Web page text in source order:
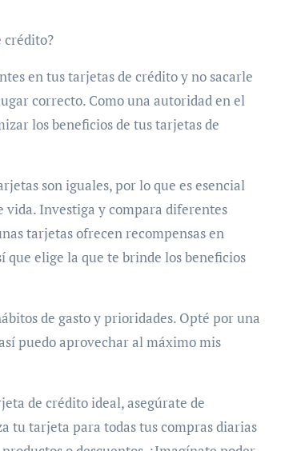
crédito?
en tus tarjetas de crédito y no sacarle
correcto. Como una autoridad en el
los beneficios de tus tarjetas de
son iguales, por lo que es esencial
vida. Investiga y compara diferentes
tarjetas ofrecen recompensas en
que elige la que te brinde los beneficios
de gasto y prioridades. Opté por una
puedo aprovechar al máximo mis
de crédito ideal, asegúrate de
tu tarjeta para todas tus compras diarias